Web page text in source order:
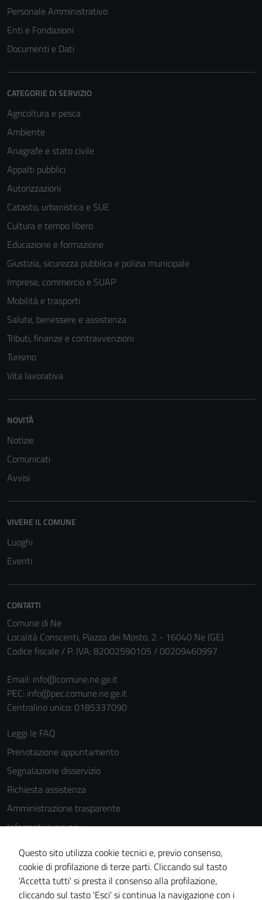
Personale Amministrativo
Enti e Fondazioni
Documenti e Dati
CATEGORIE DI SERVIZIO
Agricoltura e pesca
Ambiente
Anagrafe e stato civile
Appalti pubblici
Autorizzazioni
Catasto, urbanistica e SUE
Cultura e tempo libero
Educazione e formazione
Giustizia, sicurezza pubblica e polizia municipale
Imprese, commercio e SUAP
Mobilità e trasporti
Salute, benessere e assistenza
Tributi, finanze e contravvenzioni
Turismo
Vita lavorativa
NOVITÀ
Notizie
Comunicati
Avvisi
VIVERE IL COMUNE
Luoghi
Eventi
CONTATTI
Comune di Ne
Località Conscenti, Piazza dei Mosto, 2 - 16040 Ne (GE)
Codice fiscale / P. IVA: 82002590105 / 00209460997
Email: info@comune.ne.ge.it
PEC: info@pec.comune.ne.ge.it
Centralino unico: 0185337090
Leggi le FAQ
Prenotazione appuntamento
Segnalazione disservizio
Richiesta assistenza
Amministrazione trasparente
Informativa privacy
Cookie Policy
Note legali
Dichiarazione di accessibilità
Questo sito utilizza cookie tecnici e, previo consenso,
cookie di profilazione di terze parti. Cliccando sul tasto
'Accetta tutti' si presta il consenso alla profilazione,
cliccando sul tasto 'Esci' si continua la navigazione con i
Tecnici
Questi cookie
sono necessari
per il